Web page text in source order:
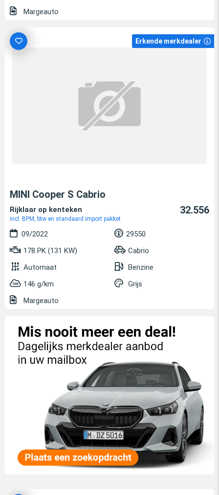
Margeauto
Erkende merkdealer
MINI Cooper S Cabrio
Rijklaar op kenteken
incl. BPM, btw en standaard import pakket
32.556
09/2022
29550
178 PK (131 KW)
Cabrio
Automaat
Benzine
146 g/km
Grijs
Margeauto